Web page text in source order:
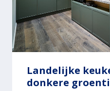
Landelijke
donkere